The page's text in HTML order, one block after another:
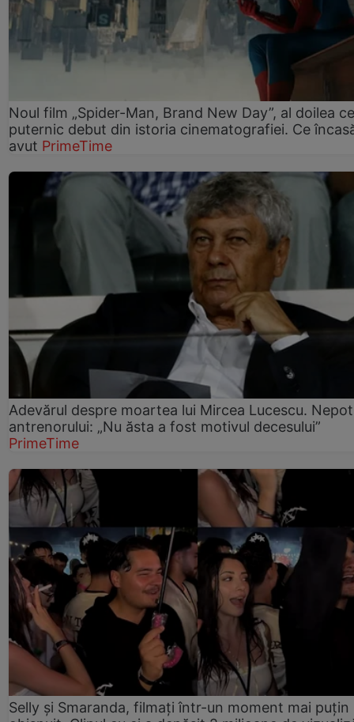
Noul film „Spider-Man, Brand New Day”, al doilea
puternic debut din istoria cinematografiei. Ce
avut PrimeTime
Adevărul despre moartea lui Mircea Lucescu.
antrenorului: „Nu ăsta a fost motivul decesului”
PrimeTime
Selly și Smaranda, filmați într-un moment mai puțin